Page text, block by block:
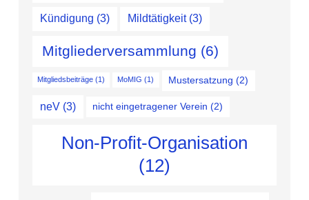
Kündigung (3) Mildtätigkeit(3)
Mitgliederversammlung (6)
Mitgliedsbeiträge (1) MoMIG (1) Mustersatzung (2)
neV(3) nicht eingetragener Verein (2)
Non-Profit-Organisation
(12)